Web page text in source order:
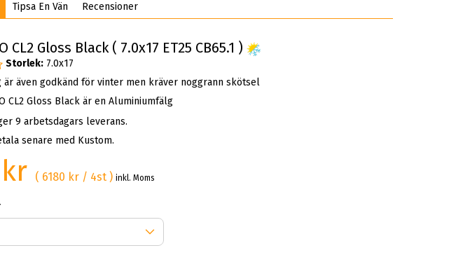
Tipsa En Vän Recensioner
CL2 Gloss Black ( 7.0x17 ET25 CB65.1 )
Storlek: 7.0x17
är även godkänd för vinter men kräver noggrann skötsel
CL2 Gloss Black är en Aluminiumfälg
9 arbetsdagars leverans.
senare med Kustom.
( 6180 kr / 4st )inkl. Moms